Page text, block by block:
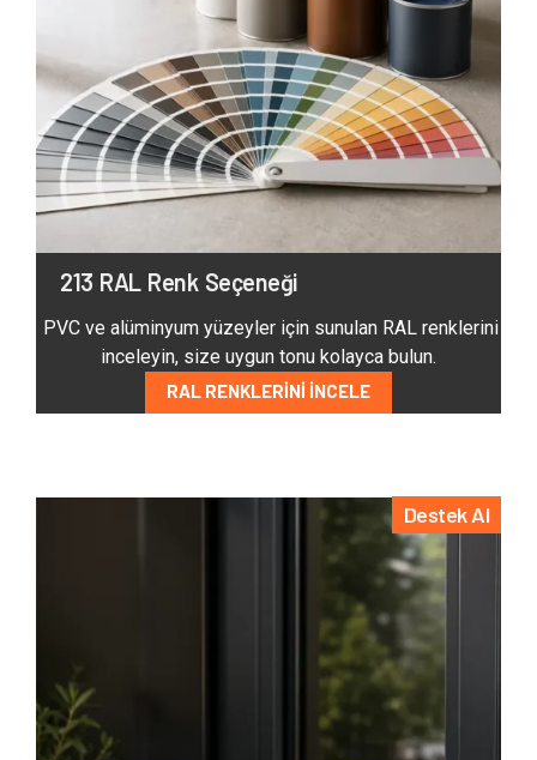
213 RAL Renk Seçeneği
PVC ve alüminyum yüzeyler için sunulan RAL renklerini
inceleyin, size uygun tonu kolayca bulun.
RAL RENKLERINI İNCELE
Destek Al